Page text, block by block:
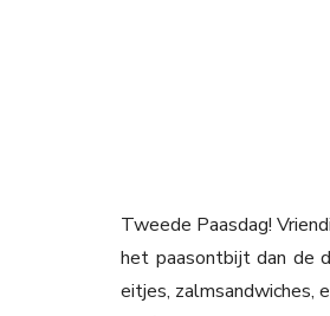
Tweede Paasdag!
het paasontbijt dan de
eitjes, zalmsandwiches,